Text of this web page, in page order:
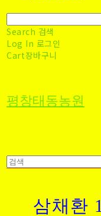
Search 검색
Log In 로그인
Cart장바구니
평창태동농원
삼채환 1